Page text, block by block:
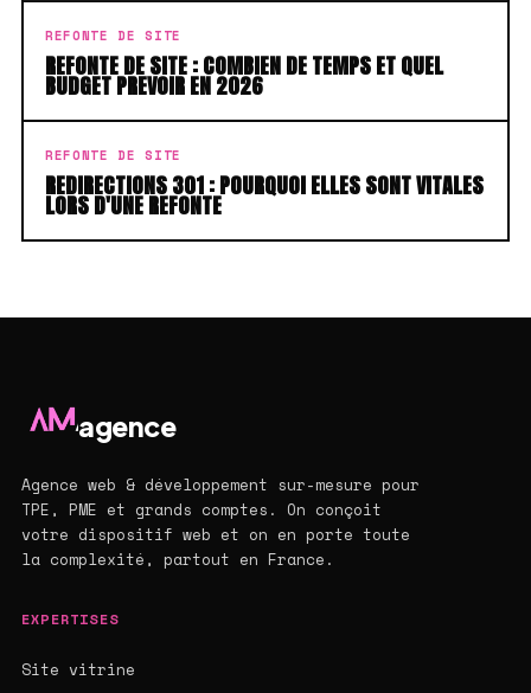
REFONTE DE SITE
REFONTE DE SITE : COMBIEN DE TEMPS ET QUEL
BUDGET PREVOIR EN 2026
REFONTE DE SITE
REDIRECTIONS 301 : POURQUOI ELLES SONT VITALES
LORS D'UNE REFONTE
agence
Agence web & développement sur-mesure pour
TPE, PME et grands comptes. On conçoit
votre dispositif web et on en porte toute
la complexité, partout en France.
EXPERTISES
Site vitrine